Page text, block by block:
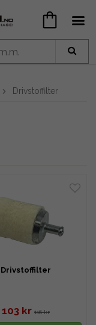
Drivstoffilter
Drivstoffilter
103 kr 116 kr